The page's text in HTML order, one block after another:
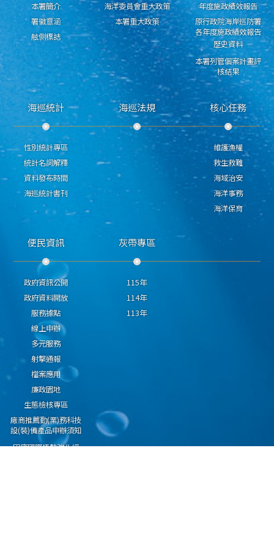
本署簡介
署徽意涵
舷側標誌
海洋委員會重大政策
本署重大政策
年度施政績效報告
原行政院海岸巡防署
各年度施政績效報告
歷史資料
本署列管個案計畫評
核結果
海巡統計
性別統計專區
統計名詞解釋
資料發布時間
海巡統計書刊
海巡法規 核心任務
維護漁權
救生救難
海域治安
海洋事務
海洋保育
便民資訊
政府資訊公開
政府資料開放
服務據點
線上申辦
多元服務
射擊通報
檔案應用
廉政園地
生態檢核專區
廠商推薦勤(業)務科技
設(裝)備產品申辦須知
因應國際情勢強化經
灰帶專區
115年
114年
113年